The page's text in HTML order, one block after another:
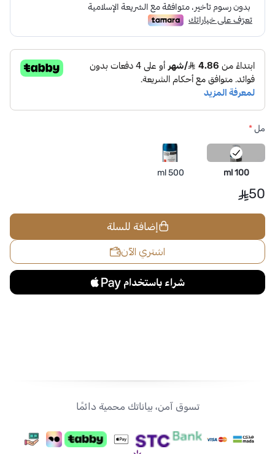
مل*
100 ml
500 ml
50
إضافة للسلة
اشتري الآن
تسوق آمن، بياناتك محمية دائمًا